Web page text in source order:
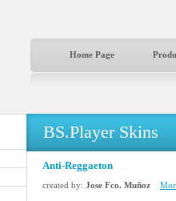
Home Page
BS.Player Skins
Anti-Reggaeton
created by: Jose Fco. Muñoz